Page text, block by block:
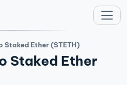
Staked Ether (STETH)
Staked Ether